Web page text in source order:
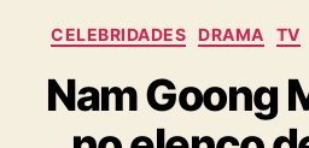
C
t
e
g
CELEBRIDADES DRAMA TV
Nam Goong